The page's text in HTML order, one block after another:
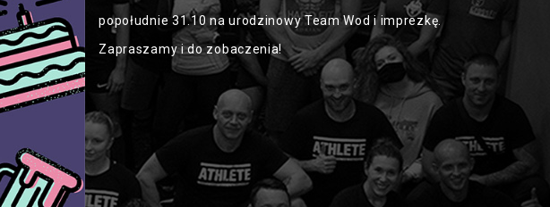
popołudnie 31.10 na urodzinowy Team Wod i imprezkę.
Zapraszamy i do zobaczenia!